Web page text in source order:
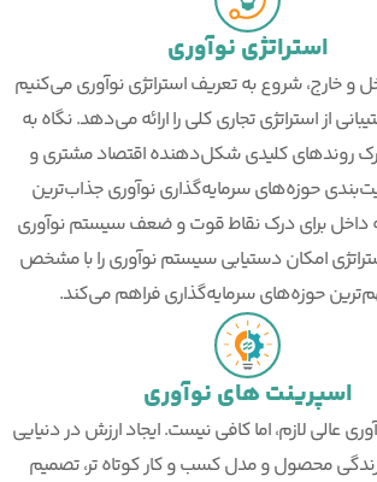
استراتژی نوآوری
و خارج، شروع به تعریف استراتژی نوآوری می‌کنیم
از استراتژی تجاری کلی را ارائه می‌دهد. نگاه به
روندهای کلیدی شکل‌دهنده اقتصاد مشتری و
حوزه‌های سرمایه‌گذاری نوآوری جذاب‌ترین
داخل برای درک نقاط قوت و ضعف سیستم نوآوری
امکان دستیابی سیستم نوآوری را با مشخص
حوزه‌های سرمایه‌گذاری فراهم می‌کند.
اسپرینت های نوآوری
عالی لازم، اما کافی نیست. ایجاد ارزش در دنیایی
محصول و مدل کسب و کار کوتاه تر، تصمیم